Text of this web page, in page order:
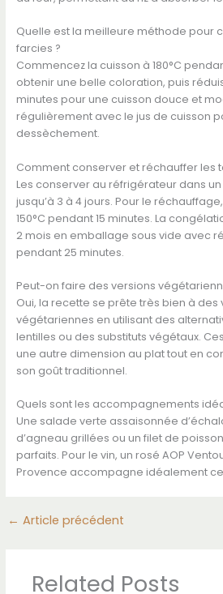
Quelle est la meilleure méthode pour
farcies ?
Commencez la cuisson à 180°C
obtenir une belle coloration, puis
minutes pour une cuisson douce et
régulièrement avec le jus de cuisson
dessèchement.
Comment conserver et réchauffer les
Les conserver au réfrigérateur dans
jusqu’à 3 à 4 jours. Pour le
150°C pendant 15 minutes. La
2 mois en emballage sous vide avec
pendant 25 minutes.
Peut-on faire des versions
Oui, la recette se prête très bien à des
végétariennes en utilisant des
lentilles ou des substituts végétaux.
une autre dimension au plat tout en
son goût traditionnel.
Quels sont les accompagnements
Une salade verte assaisonnée
d’agneau grillées ou un filet de
parfaits. Pour le vin, un rosé AOP
Provence accompagne idéalement
← Article précédent
Related Posts